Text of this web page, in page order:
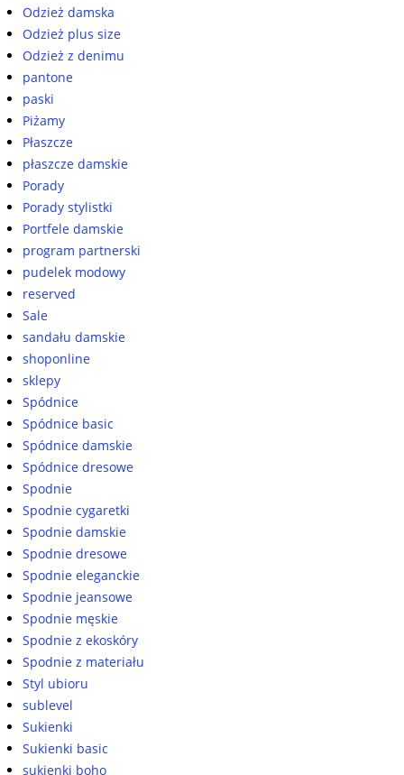
Odzież damska
Odzież plus size
Odzież z denimu
pantone
paski
Piżamy
Płaszcze
płaszcze damskie
Porady
Porady stylistki
Portfele damskie
program partnerski
pudelek modowy
reserved
Sale
sandału damskie
shoponline
sklepy
Spódnice
Spódnice basic
Spódnice damskie
Spódnice dresowe
Spodnie
Spodnie cygaretki
Spodnie damskie
Spodnie dresowe
Spodnie eleganckie
Spodnie jeansowe
Spodnie męskie
Spodnie z ekoskóry
Spodnie z materiału
Styl ubioru
sublevel
Sukienki
Sukienki basic
sukienki boho